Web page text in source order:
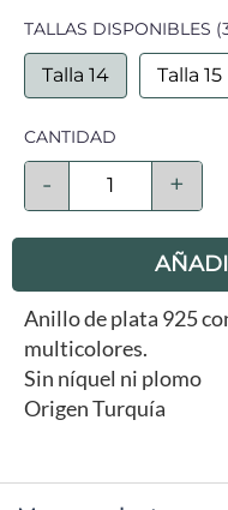
TALLAS DISPONIBLES
Talla 14 Talla 15
CANTIDAD
- +
Anillo de plata 925
multicolores.
Sin níquel ni plomo
Origen Turquía